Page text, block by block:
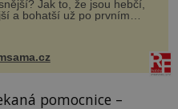
Jak to, že jsou hebčí,
a bohatší už po prvním
pomocnice –